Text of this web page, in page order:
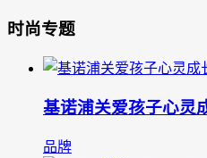
时尚专题
基诺浦关爱孩子心灵
品牌